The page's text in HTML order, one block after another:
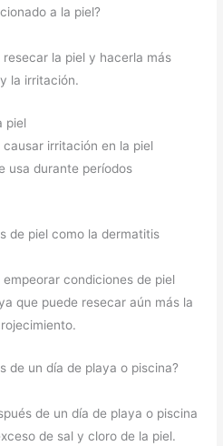
a la piel?
la piel y hacerla más
la irritación.
piel
irritación en la piel
usa durante períodos
de piel como la dermatitis
condiciones de piel
que puede resecar aún más la
de un día de playa o piscina?
de un día de playa o piscina
de sal y cloro de la piel.